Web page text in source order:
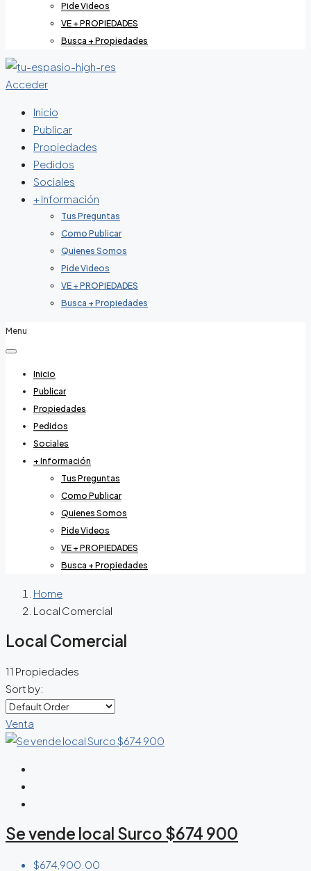
Pide Videos
VE + PROPIEDADES
Busca + Propiedades
Acceder
Inicio
Publicar
Propiedades
Pedidos
Sociales
+ Información
Tus Preguntas
Como Publicar
Quienes Somos
Pide Videos
VE + PROPIEDADES
Busca + Propiedades
Menu
Inicio
Publicar
Propiedades
Pedidos
Sociales
+ Información
Tus Preguntas
Como Publicar
Quienes Somos
Pide Videos
VE + PROPIEDADES
Busca + Propiedades
Home
Local Comercial
Local Comercial
11 Propiedades
Sort by:
Venta
Se vende local Surco $674 900
$674,900.00